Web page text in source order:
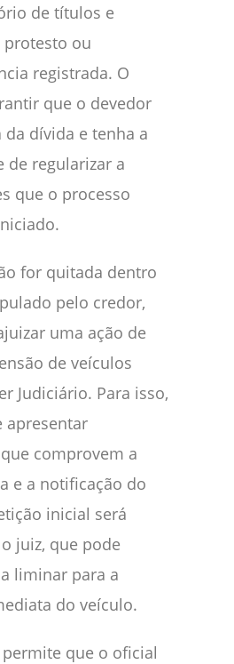
de títulos e
ou
registrada. O
que o devedor
dívida e tenha a
de regularizar a
que o processo
for quitada dentro
pelo credor,
uma ação de
de veículos
Judiciário. Para isso,
apresentar
comprovem a
e a notificação do
inicial será
juiz, que pode
liminar para a
do veículo.
permite que o oficial